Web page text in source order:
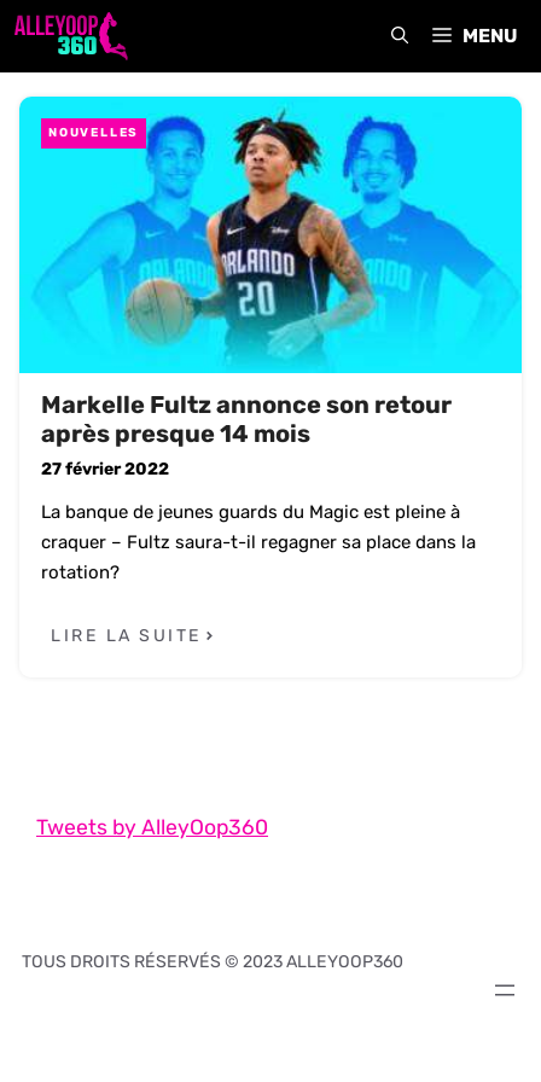
Aller
MENU
NOUVELLES
Markelle Fultz annonce son retour
après presque 14 mois
27 février 2022
La banque de jeunes guards du Magic est pleine à
craquer – Fultz saura-t-il regagner sa place dans la
rotation?
LIRE LA SUITE
Tweets by AlleyOop360
TOUS DROITS RÉSERVÉS © 2023 ALLEYOOP360